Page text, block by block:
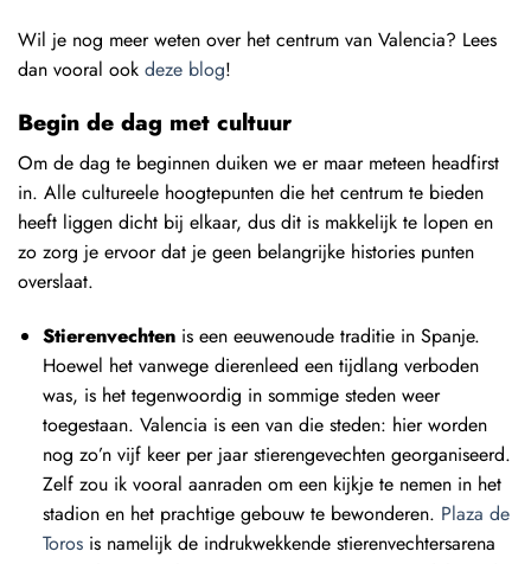
Wil je nog meer weten over het centrum van Valencia? Lees
dan vooral ook deze blog!
Begin de dag met cultuur
Om de dag te beginnen duiken we er maar meteen headfirst
in. Alle cultureele hoogtepunten die het centrum te bieden
heeft liggen dicht bij elkaar, dus dit is makkelijk te lopen en
zo zorg je ervoor dat je geen belangrijke histories punten
overslaat.
Stierenvechtenis een eeuwenoude traditie in Spanje.
Hoewel het vanwege dierenleed een tijdlang verboden
was, is het tegenwoordig in sommige steden weer
toegestaan. Valencia is een van die steden: hier worden
nog zo’n vijf keer per jaar stierengevechten georganiseerd.
Zelf zou ik vooral aanraden om een kijkje te nemen in het
stadion en het prachtige gebouw te bewonderen. Plaza de
Torosis namelijk de indrukwekkende stierenvechtersarena